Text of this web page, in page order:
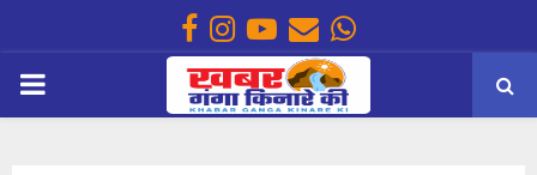
Facebook
Instagram
Youtube
EmailWhatsapp
PRIMARY